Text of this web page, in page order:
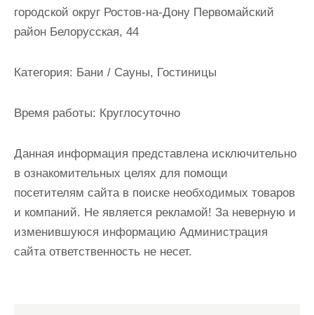
городской округ Ростов-на-Дону Первомайский
район Белорусская, 44
Категория: Бани / Сауны, Гостиницы
Время работы: Круглосуточно
Данная информация представлена исключительно
в ознакомительных целях для помощи
посетителям сайта в поиске необходимых товаров
и компаний. Не является рекламой! За неверную и
изменившуюся информацию Администрация
сайта ответственность не несет.